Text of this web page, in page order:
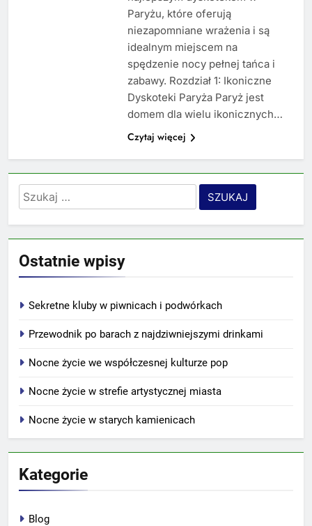
Paryżu, które oferują
niezapomniane wrażenia i są
idealnym miejscem na
spędzenie nocy pełnej tańca i
zabawy. Rozdział 1: Ikoniczne
Dyskoteki Paryża Paryż jest
domem dla wielu ikonicznych…
Czytaj więcej
Szukaj:
Ostatnie wpisy
Sekretne kluby w piwnicach i podwórkach
Przewodnik po barach z najdziwniejszymi drinkami
Nocne życie we współczesnej kulturze pop
Nocne życie w strefie artystycznej miasta
Nocne życie w starych kamienicach
Kategorie
Blog